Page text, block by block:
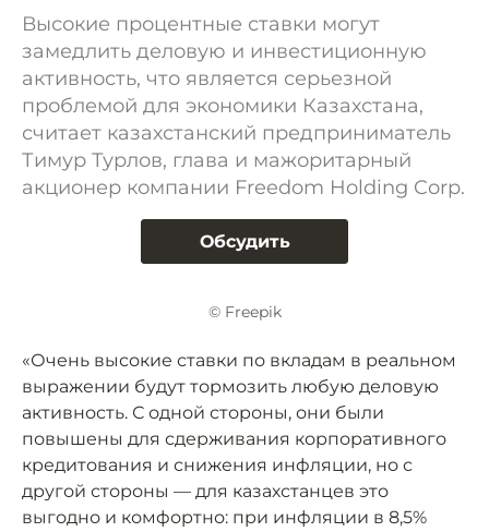
Высокие процентные ставки могут
замедлить деловую и инвестиционную
активность, что является серьезной
проблемой для экономики Казахстана,
считает казахстанский предприниматель
Тимур Турлов, глава и мажоритарный
акционер компании Freedom Holding Corp.
Обсудить
© Freepik
«Очень высокие ставки по вкладам в реальном
выражении будут тормозить любую деловую
активность. С одной стороны, они были
повышены для сдерживания корпоративного
кредитования и снижения инфляции, но с
другой стороны — для казахстанцев это
выгодно и комфортно: при инфляции в 8,5%